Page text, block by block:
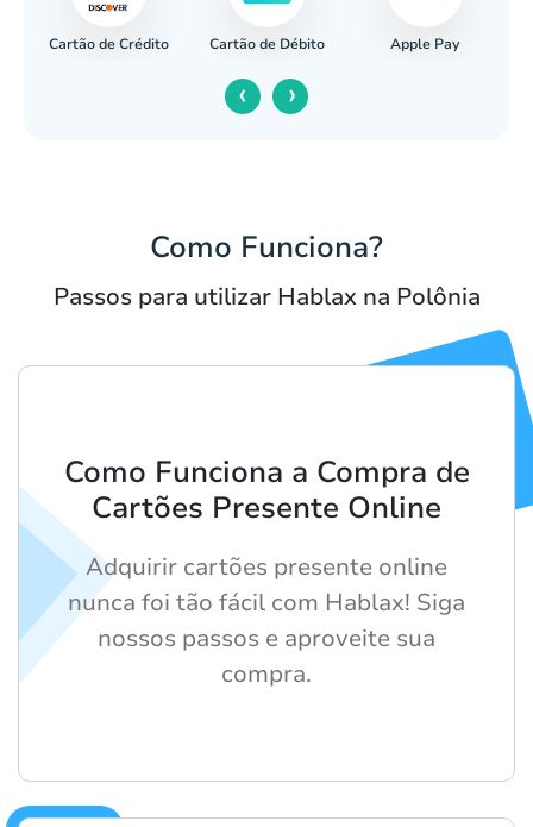
Cartão de Crédito Cartão de Débito Apple Pay
‹ ›
Como Funciona?
Passos para utilizar Hablax na Polônia
Como Funciona a Compra de
Cartões Presente Online
Adquirir cartões presente online
nunca foi tão fácil com Hablax! Siga
nossos passos e aproveite sua
compra.